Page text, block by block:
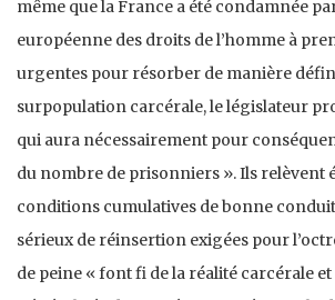
même que la France a été condamnée
européenne des droits de l’homme à
urgentes pour résorber de manière
surpopulation carcérale, le législateur
qui aura nécessairement pour
du nombre de prisonniers ». Ils relèvent
conditions cumulatives de bonne
sérieux de réinsertion exigées pour
de peine « font fi de la réalité carcérale et